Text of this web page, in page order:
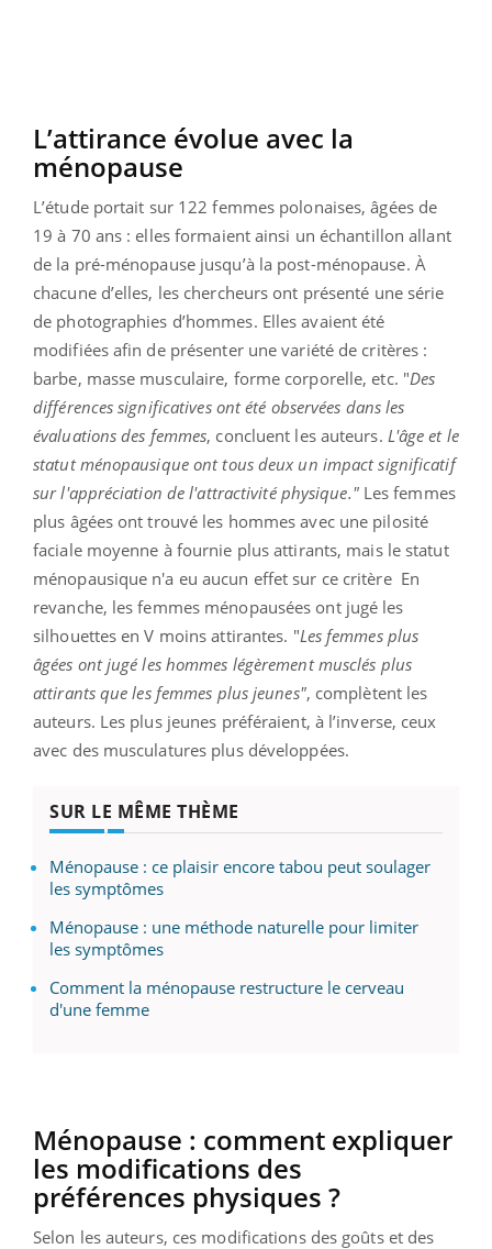
L’attirance évolue avec la
ménopause
L’étude portait sur 122 femmes polonaises, âgées de
19 à 70 ans : elles formaient ainsi un échantillon allant
de la pré-ménopause jusqu’à la post-ménopause. À
chacune d’elles, les chercheurs ont présenté une série
de photographies d’hommes. Elles avaient été
modifiées afin de présenter une variété de critères :
barbe, masse musculaire, forme corporelle, etc. "Des
différences significatives ont été observées dans les
évaluations des femmes, concluent les auteurs. L'âge et le
statut ménopausique ont tous deux un impact significatif
sur l'appréciation de l'attractivité physique."Les femmes
plus âgées ont trouvé les hommes avec une pilosité
faciale moyenne à fournie plus attirants, mais le statut
ménopausique n'a eu aucun effet sur ce critère En
revanche, les femmes ménopausées ont jugé les
silhouettes en V moins attirantes. "Les femmes plus
âgées ont jugé les hommes légèrement musclés plus
attirants que les femmes plus jeunes", complètent les
auteurs. Les plus jeunes préféraient, à l’inverse, ceux
avec des musculatures plus développées.
SUR LE MÊME THÈME
Ménopause : ce plaisir encore tabou peut soulager
les symptômes
Ménopause : une méthode naturelle pour limiter
les symptômes
Comment la ménopause restructure le cerveau
d'une femme
Ménopause : comment expliquer
les modifications des
préférences physiques ?
Selon les auteurs, ces modifications des goûts et des